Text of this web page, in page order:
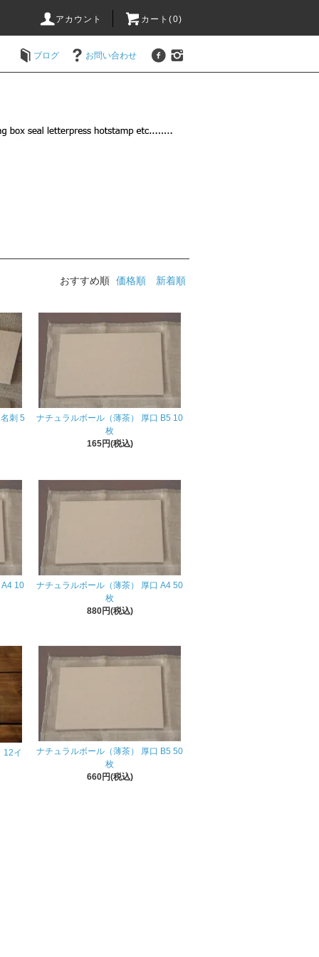
アカウント カート(0)
ブログ お問い合わせ
おすすめ順 価格順 新着順
刺 5
ナチュラルボール（薄茶） 厚口 B5 10
枚
165円(税込)
A4 10
ナチュラルボール（薄茶） 厚口 A4 50
枚
880円(税込)
12イ
ナチュラルボール（薄茶） 厚口 B5 50
枚
660円(税込)